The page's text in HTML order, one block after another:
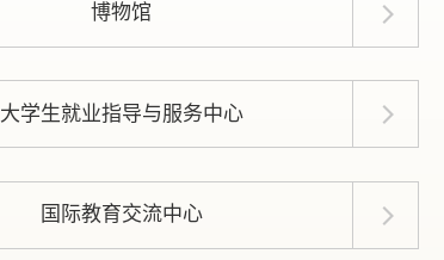
博物馆
大学生就业指导与服务中心
国际教育交流中心